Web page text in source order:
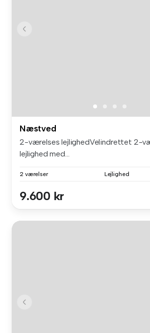
Næstved
2-værelses lejlighedVelindrettet 2-
lejlighed med...
2 værelser Lejlighed
9.600 kr